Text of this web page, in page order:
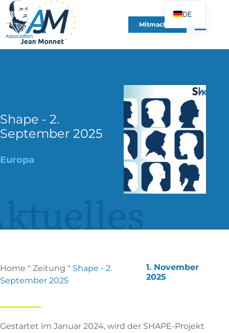
Mitmachen
Shape - 2.
September 2025
Europa
Home " Zeitung " Shape - 2.
September 2025
1. November
2025
Gestartet im Januar 2024, wird der SHAPE-Projekt
DE
FR
EN
PT
UK